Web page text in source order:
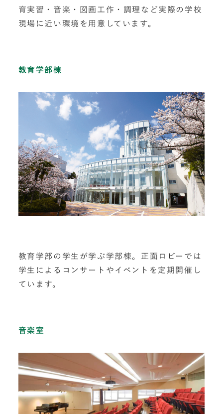
育実習・音楽・図画工作・調理など実際の学校
現場に近い環境を用意しています。
教育学部棟
教育学部の学生が学ぶ学部棟。正面ロビーでは
学生によるコンサートやイベントを定期開催し
ています。
音楽室